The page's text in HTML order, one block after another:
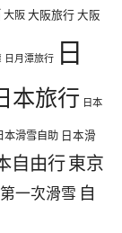
大阪大阪旅行大阪
日月潭旅行 日
本旅行 日本
本滑雪自助 日本滑
自由行東京
第一次滑雪 自